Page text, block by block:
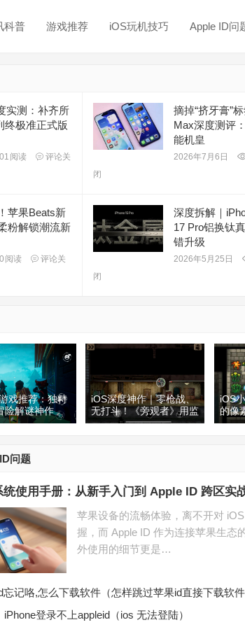
科普 游戏推荐 iOS玩机技巧 Apple ID问
实测：补齐所
终极准正式版
阅读
评论关
摘掉“挤牙膏”
Max深度测评
能机皇
2026年7月6日
闭
苹果Beats新
粉解锁潮流新
阅读
评论关
深度拆解｜
17 Pro铝换钛
错升级
2026年5月25日
闭
戏推荐：独特
险解谜神作
Secret
iOS深度神作｜零枪战、
无打斗！《旁观者》用监
视与人性抉择，碾压90%
iOS
的像
地牢
问题
统使用手册：从新手入门到 Apple ID 跨区实
苹果设备的流畅体验，离不开对
握，而 Apple ID 作为连接苹果生态
外使用的细节更是…
忘记咯,怎么下载软件（怎样跳过苹果id直接下载软件
iPhone登录不上appleid（ios 无法登陆）